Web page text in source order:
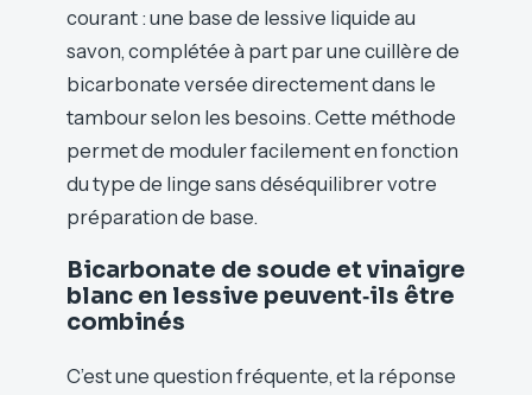
courant : une base de lessive liquide au
savon, complétée à part par une cuillère de
bicarbonate versée directement dans le
tambour selon les besoins. Cette méthode
permet de moduler facilement en fonction
du type de linge sans déséquilibrer votre
préparation de base.
Bicarbonate de soude et vinaigre
blanc en lessive peuvent‑ils être
combinés
C’est une question fréquente, et la réponse